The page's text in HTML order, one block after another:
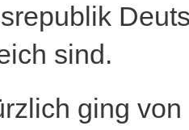
sind.
ging